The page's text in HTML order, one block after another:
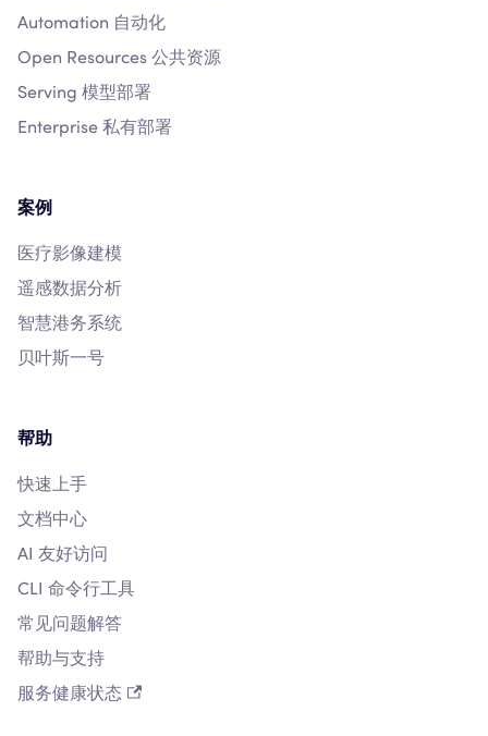
Automation 自动化
Open Resources 公共资源
Serving 模型部署
Enterprise 私有部署
案例
医疗影像建模
遥感数据分析
智慧港务系统
贝叶斯一号
帮助
快速上手
文档中心
AI 友好访问
CLI 命令行工具
常见问题解答
帮助与支持
服务健康状态